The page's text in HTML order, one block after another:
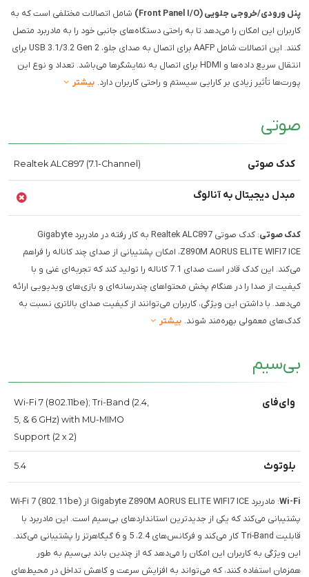
پنل ورودی/خروجی جلویی (Front Panel I/O)
شامل اتصالات مختلفی است که به
کاربران این امکان را می‌دهد تا به راحتی دستگاه‌های جانبی خود را به مادربرد متصل
کنند. این اتصالات شامل AAFP برای اتصال به صدای جلو، USB 3.1/3.2 Gen 2 برای
انتقال سریع داده‌ها و HDMI برای اتصال به نمایشگرها می‌باشد. تعداد و نوع این
پورت‌ها تأثیر زیادی بر کارایی سیستم و راحتی کاربران دارد. بیشتر
صوتی
کدک صوتی Realtek ALC897 (7.1-Channel)
مبدل دیجیتال به آنالوگ
کدک صوتی
: کدک صوتی Realtek ALC897 به کار رفته در مادربرد Gigabyte
Z890M AORUS ELITE WIFI7 ICE، امکان پشتیبانی از صدای چند کاناله را فراهم
می‌کند. این کدک قادر است صدای 7.1 کاناله را تولید کند که تجربه‌ای غنی و با
کیفیت از صدا را در هنگام پخش محتواهای چندرسانه‌ای و بازی‌های ویدیویی ارائه
می‌دهد. با داشتن این ویژگی، کاربران می‌توانند از کیفیت صدای بالاتری نسبت به
کدک‌های معمولی بهره‌مند شوند. بیشتر
بی‌سیم
وای‌فای
Wi-Fi 7 (802.11be); Tri-Band (2.4,
5, & 6 GHz) with MU-MIMO
Support (2 x 2)
بلوتوث 5.4
Wi-Fi
: مادربرد Gigabyte Z890M AORUS ELITE WIFI7 ICE از Wi-Fi 7 (802.11be)
پشتیبانی می‌کند که یکی از جدیدترین استانداردهای بی‌سیم است. این مادربرد با
قابلیت Tri-Band کار می‌کند و فرکانس‌های 2.4، 5 و 6 گیگاهرتز را پشتیبانی می‌کند.
این ویژگی به کاربران این امکان را می‌دهد که از چندین باند بی‌سیم به طور
همزمان استفاده کنند، که می‌تواند به افزایش سرعت و کاهش تداخل در محیط‌های